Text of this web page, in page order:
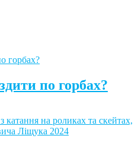
по горбах?